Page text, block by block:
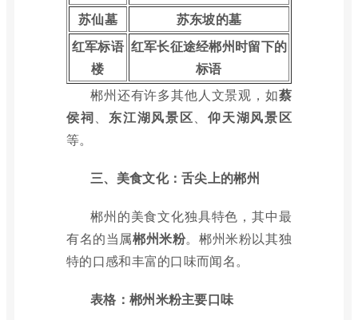
苏仙墓
苏东坡的墓
红军标语
楼
红军长征途经郴州时留下的
标语
郴州还有许多其他人文景观，如蔡
侯祠、东江湖风景区、仰天湖风景区
等。
三、美食文化：舌尖上的郴州
郴州的美食文化独具特色，其中最
有名的当属郴州米粉。郴州米粉以其独
特的口感和丰富的口味而闻名。
表格：郴州米粉主要口味